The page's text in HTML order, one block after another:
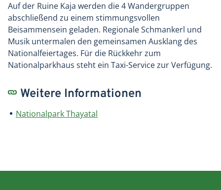
Auf der Ruine Kaja werden die 4 Wandergruppen
abschließend zu einem stimmungsvollen
Beisammensein geladen. Regionale Schmankerl und
Musik untermalen den gemeinsamen Ausklang des
Nationalfeiertages. Für die Rückkehr zum
Nationalparkhaus steht ein Taxi-Service zur Verfügung.
Weitere Informationen
Nationalpark Thayatal